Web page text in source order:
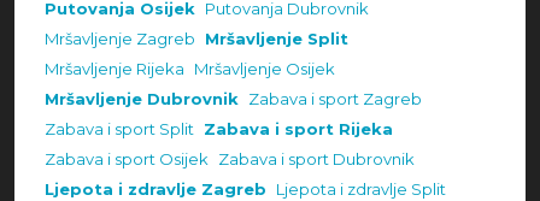
Putovanja Osijek Putovanja Dubrovnik
Mršavljenje Zagreb
Mršavljenje Split
Mršavljenje Rijeka
Mršavljenje Osijek
Mršavljenje Dubrovnik Zabava i sport Zagreb
Zabava i sport Split Zabava i sport Rijeka
Zabava i sport Osijek Zabava i sport Dubrovnik
Ljepota i zdravlje Zagreb
Ljepota i zdravlje Split